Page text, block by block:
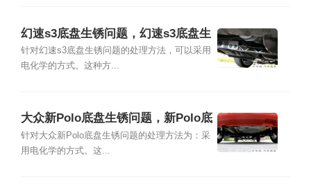
幻速s3底盘生锈问题，幻速s3底盘生
锈怎么处理
针对幻速s3底盘生锈问题的处理方法，可以采用
电化学的方式。这种方...
大众新Polo底盘生锈问题，新Polo底
盘生锈怎么处理
针对大众新Polo底盘生锈问题的处理方法为：采
用电化学的方式。这...